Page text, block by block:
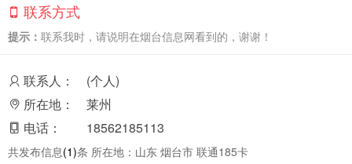
联系方式
提示： 联系我时，请说明在烟台信息网看到的，谢谢！
联系人：
(个人)
所在地：
莱州
电话：
18562185113
共发布信息(1)条 所在地：山东 烟台市 联通185卡